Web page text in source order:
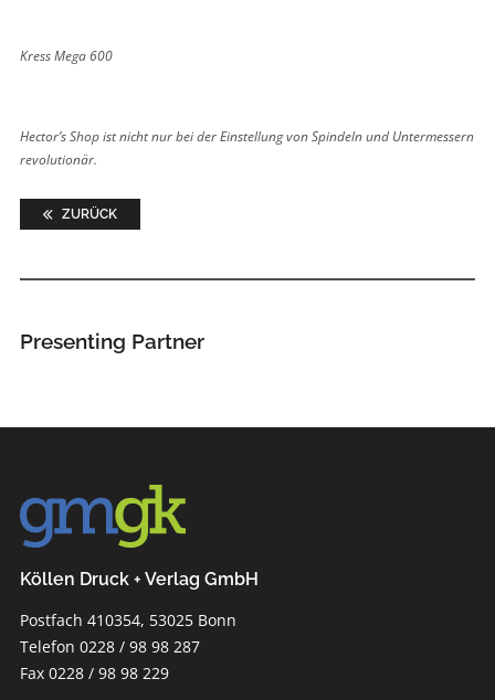
Kress Mega 600
Hector’s Shop ist nicht nur bei der Einstellung von Spindeln und Untermessern
revolutionär.
ZURÜCK
Presenting Partner
Köllen Druck + Verlag GmbH
Postfach 410354, 53025 Bonn
Telefon 0228 / 98 98 287
Fax 0228 / 98 98 229